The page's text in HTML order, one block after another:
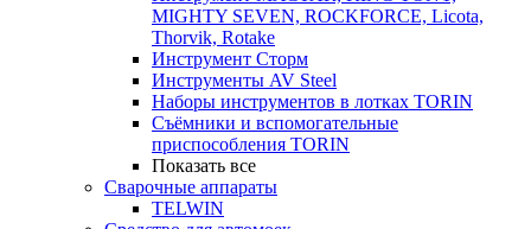
MIGHTY SEVEN, ROCKFORCE, Licota,
Thorvik, Rotake
Инструмент Сторм
Инструменты AV Steel
Наборы инструментов в лотках TORIN
Съёмники и вспомогательные
приспособления TORIN
Показать все
Сварочные аппараты
TELWIN